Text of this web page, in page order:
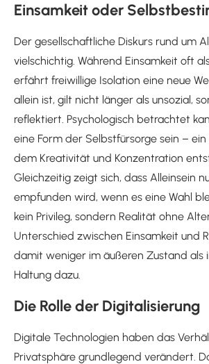
Einsamkeit oder
Der gesellschaftliche Diskurs rund um
vielschichtig. Während Einsamkeit oft
erfährt freiwillige Isolation eine neue
allein ist, gilt nicht länger als unsozial,
reflektiert. Psychologisch betrachtet
eine Form der Selbstfürsorge sein – ein
dem Kreativität und Konzentration
Gleichzeitig zeigt sich, dass Alleinsein
empfunden wird, wenn es eine Wahl
kein Privileg, sondern Realität ohne
Unterschied zwischen Einsamkeit und
damit weniger im äußeren Zustand als
Haltung dazu.
Die Rolle der Digitalisierung
Digitale Technologien haben das
Privatsphäre grundlegend verändert.